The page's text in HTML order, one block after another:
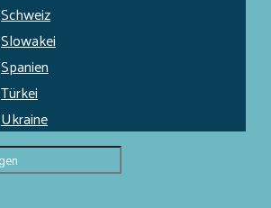
Schweiz
Slowakei
Spanien
Türkei
Ukraine